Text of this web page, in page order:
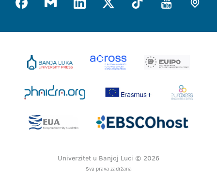
Univerzitet u Banjoj Luci © 2026
Sva prava zadržana